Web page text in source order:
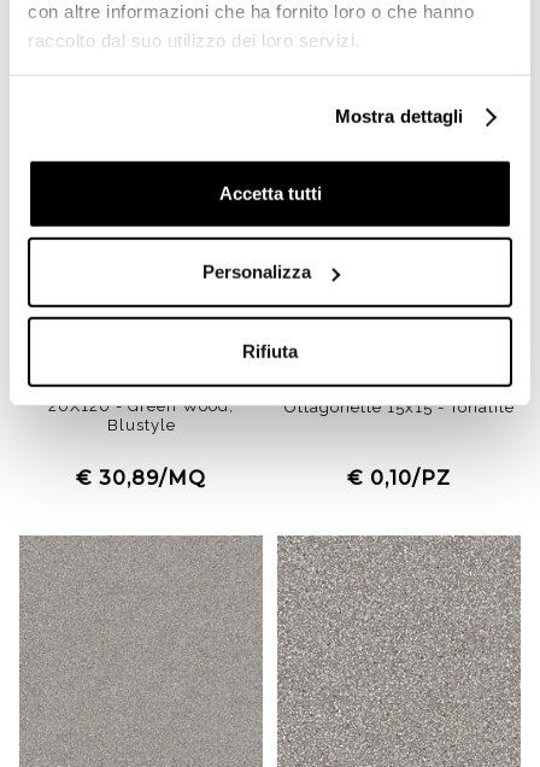
con altre informazioni che ha fornito loro o che hanno
raccolto dal suo utilizzo dei loro servizi.
Mostra dettagli
Accetta tutti
Personalizza
Rifiuta
Prodotti simili
legno, Bay Naturale,
20X120 - Green Wood,
Blustyle
€ 30,89/MQ
3,75x3,75 cm per
Ottagonette 15x15 - Tonalite
€ 0,10/PZ